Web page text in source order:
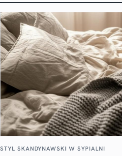
STYL SKANDYNAWSKI W SYPIALNI